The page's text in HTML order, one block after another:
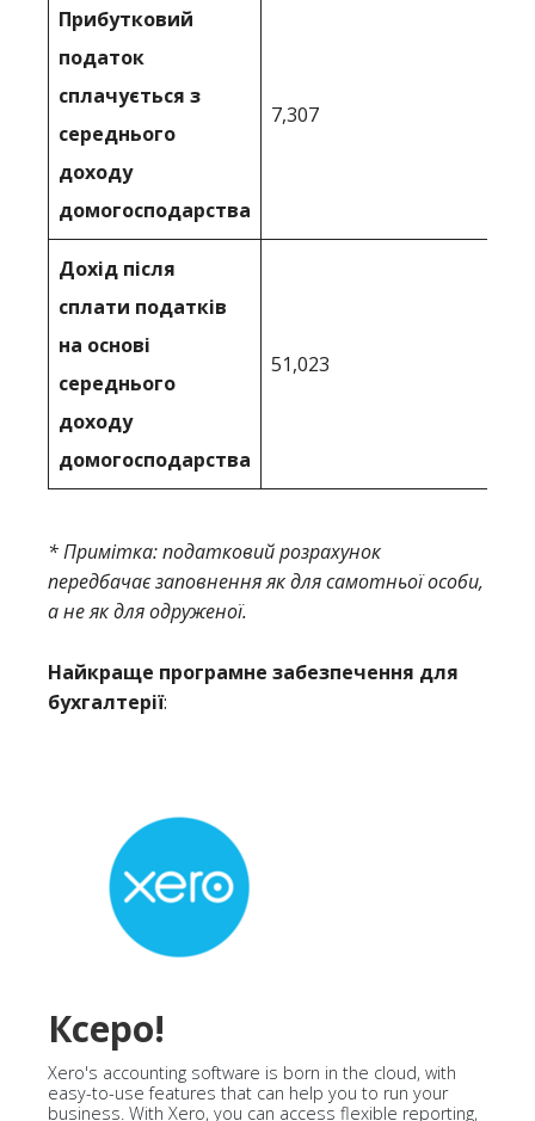
Прибутковий
податок
сплачується з
середнього
доходу
домогосподарства
7,307
Дохід після
сплати податків
на основі
середнього
доходу
домогосподарства
51,023
* Примітка: податковий розрахунок
передбачає заповнення як для самотньої особи,
а не як для одруженої.
Найкраще програмне забезпечення для
бухгалтерії:
Ксеро!
Xero's accounting software is born in the cloud, with
easy-to-use features that can help you to run your
business. With Xero, you can access flexible reporting,